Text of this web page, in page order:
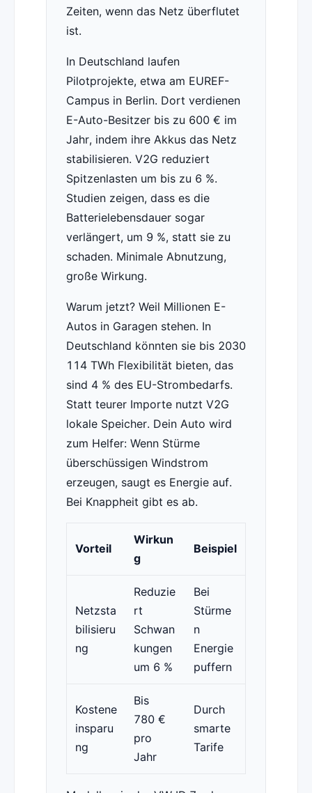
Zeiten, wenn das Netz überflutet
ist.
In Deutschland laufen
Pilotprojekte, etwa am EUREF-
Campus in Berlin. Dort verdienen
E-Auto-Besitzer bis zu 600 € im
Jahr, indem ihre Akkus das Netz
stabilisieren. V2G reduziert
Spitzenlasten um bis zu 6 %.
Studien zeigen, dass es die
Batterielebensdauer sogar
verlängert, um 9 %, statt sie zu
schaden. Minimale Abnutzung,
große Wirkung.
Warum jetzt? Weil Millionen E-
Autos in Garagen stehen. In
Deutschland könnten sie bis 2030
114 TWh Flexibilität bieten, das
sind 4 % des EU-Strombedarfs.
Statt teurer Importe nutzt V2G
lokale Speicher. Dein Auto wird
zum Helfer: Wenn Stürme
überschüssigen Windstrom
erzeugen, saugt es Energie auf.
Bei Knappheit gibt es ab.
Vorteil
Wirkun
g
Beispiel
Netzsta
bilisieru
ng
Reduzie
rt
Schwan
kungen
um 6 %
Bei
Stürme
n
Energie
puffern
Kostene
insparu
ng
Bis
780 €
pro
Jahr
Durch
smarte
Tarife